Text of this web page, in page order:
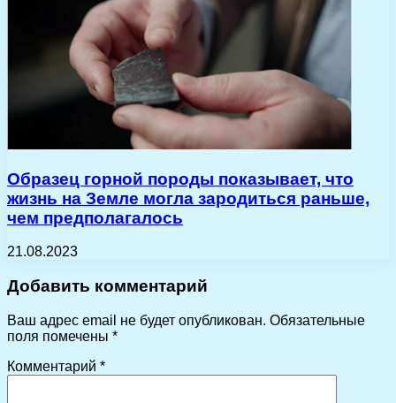
Образец горной породы показывает, что
жизнь на Земле могла зародиться раньше,
чем предполагалось
21.08.2023
Добавить комментарий
Ваш адрес email не будет опубликован. Обязательные
поля помечены *
Комментарий *